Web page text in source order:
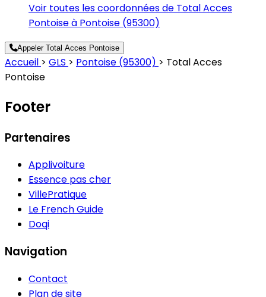
Voir toutes les coordonnées de Total Acces
Pontoise à Pontoise (95300)
Appeler Total Acces Pontoise
Accueil > GLS > Pontoise (95300) > Total Acces
Pontoise
Footer
Partenaires
Applivoiture
Essence pas cher
VillePratique
Le French Guide
Doqi
Navigation
Contact
Plan de site